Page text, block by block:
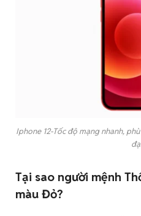
Iphone 12-Tốc độ mạng nhanh,
Tại sao người mệnh
màu Đỏ?